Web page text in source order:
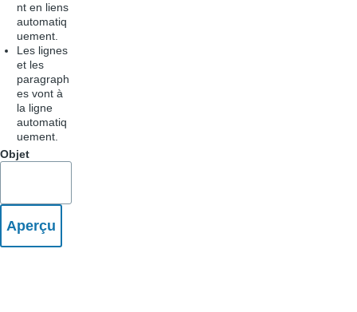
nt en liens
automatiq
uement.
Les lignes
et les
paragraph
es vont à
la ligne
automatiq
uement.
Objet